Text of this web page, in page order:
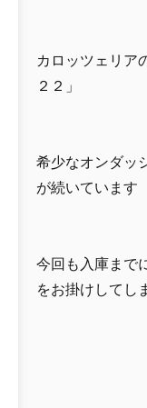
カロッツェリア
２２」
希少なオンダッ
が続いています
今回も入庫まで
をお掛けしてし